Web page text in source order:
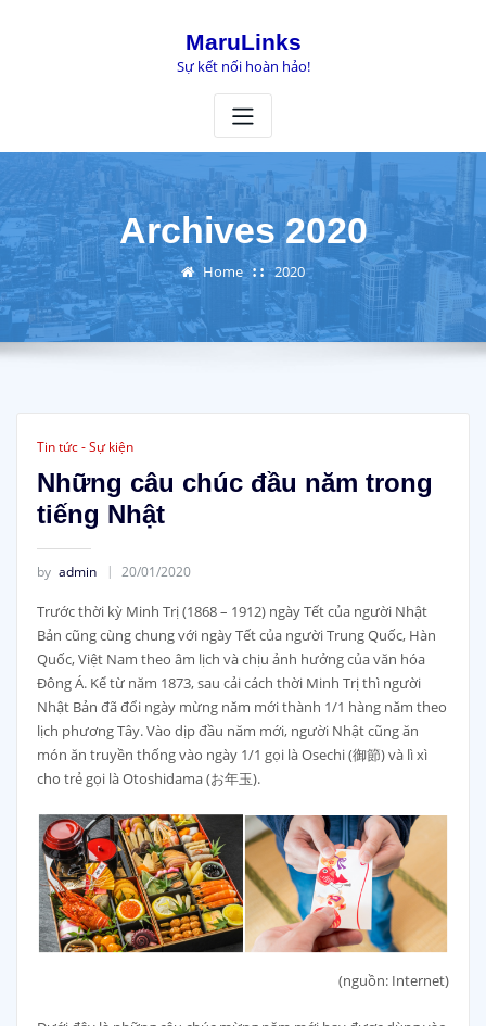
MaruLinks
Sự kết nối hoàn hảo!
Archives 2020
Home 2020
Tin tức - Sự kiện
Những câu chúc đầu năm trong
tiếng Nhật
by admin 20/01/2020
Trước thời kỳ Minh Trị (1868 – 1912) ngày Tết của người Nhật
Bản cũng cùng chung với ngày Tết của người Trung Quốc, Hàn
Quốc, Việt Nam theo âm lịch và chịu ảnh hưởng của văn hóa
Đông Á. Kể từ năm 1873, sau cải cách thời Minh Trị thì người
Nhật Bản đã đổi ngày mừng năm mới thành 1/1 hàng năm theo
lịch phương Tây. Vào dịp đầu năm mới, người Nhật cũng ăn
món ăn truyền thống vào ngày 1/1 gọi là Osechi (御節) và lì xì
cho trẻ gọi là Otoshidama (お年玉).
(nguồn: Internet)